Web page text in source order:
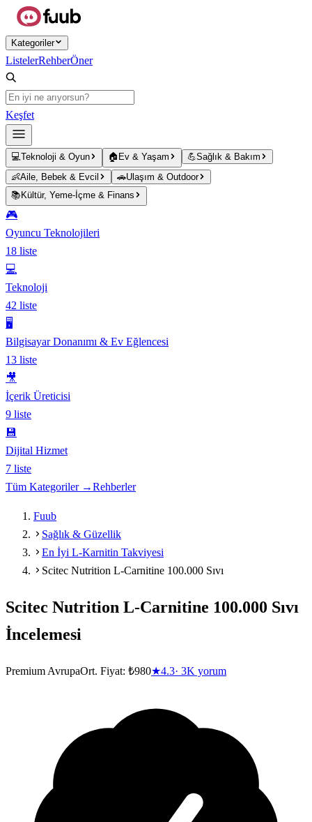
Ana içeriğe atla
Kategoriler
ListelerRehberÖner
Keşfet
💻Teknoloji & Oyun 🏠 Ev & Yaşam 💪Sağlık & Bakım
👶Aile, Bebek & Evcil 🚗Ulaşım & Outdoor
📚 Kültür, Yeme-İçme & Finans
🎮
Oyuncu Teknolojileri
18 liste
💻
Teknoloji
42 liste
🖥️
Bilgisayar Donanımı & Ev Eğlencesi
13 liste
🎥
İçerik Üreticisi
9 liste
💾
Dijital Hizmet
7 liste
Tüm Kategoriler →Rehberler
Fuub
Sağlık & Güzellik
En İyi L-Karnitin Takviyesi
Scitec Nutrition L-Carnitine 100.000 Sıvı
Scitec Nutrition L-Carnitine 100.000 Sıvı
İncelemesi
Premium AvrupaOrt. Fiyat: ₺980★4.3· 3K yorum